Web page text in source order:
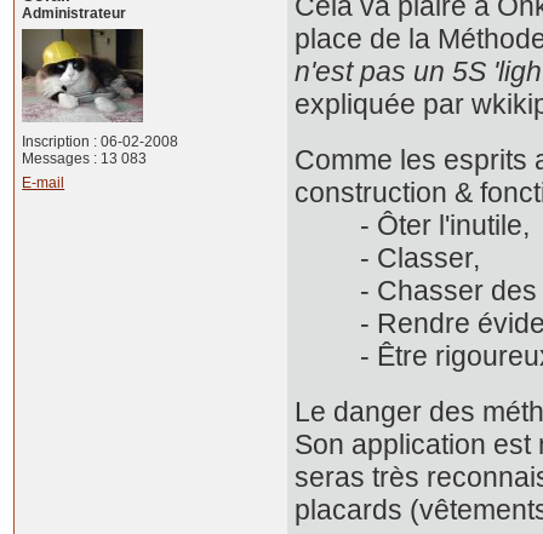
Administrateur
Inscription : 06-02-2008
Messages : 13 083
E-mail
Cela va plaire à
place de la
n'est pas un 5S
expliquée par
Comme les esprits
construction &
- Ôter l'inutile,
- Classer,
- Chasser des
- Rendre
- Être
Le danger des
Son application est
seras très
placards